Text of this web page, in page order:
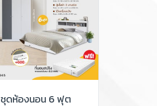
ชุดห้องนอน 6 ฟุต